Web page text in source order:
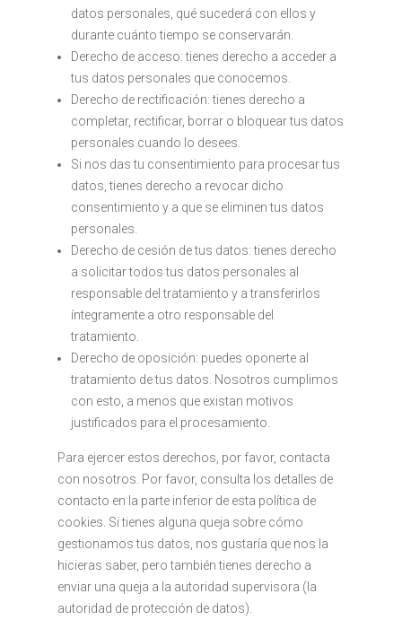
datos personales, qué sucederá con ellos y
durante cuánto tiempo se conservarán.
Derecho de acceso: tienes derecho a acceder a
tus datos personales que conocemos.
Derecho de rectificación: tienes derecho a
completar, rectificar, borrar o bloquear tus datos
personales cuando lo desees.
Si nos das tu consentimiento para procesar tus
datos, tienes derecho a revocar dicho
consentimiento y a que se eliminen tus datos
personales.
Derecho de cesión de tus datos: tienes derecho
a solicitar todos tus datos personales al
responsable del tratamiento y a transferirlos
íntegramente a otro responsable del
tratamiento.
Derecho de oposición: puedes oponerte al
tratamiento de tus datos. Nosotros cumplimos
con esto, a menos que existan motivos
justificados para el procesamiento.
Para ejercer estos derechos, por favor, contacta
con nosotros. Por favor, consulta los detalles de
contacto en la parte inferior de esta política de
cookies. Si tienes alguna queja sobre cómo
gestionamos tus datos, nos gustaría que nos la
hicieras saber, pero también tienes derecho a
enviar una queja a la autoridad supervisora (la
autoridad de protección de datos).